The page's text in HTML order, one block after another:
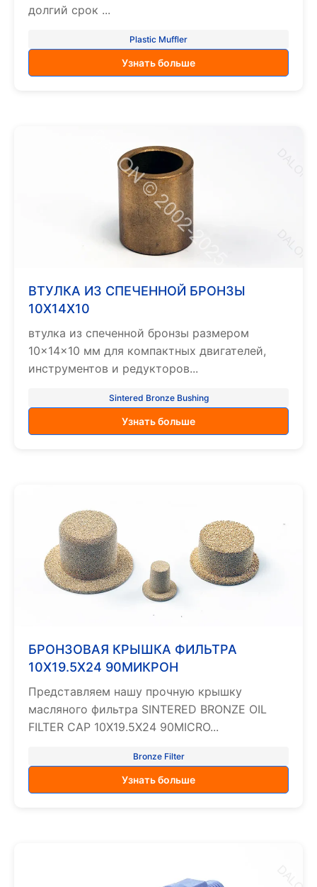
долгий срок ...
Plastic Muffler
Узнать больше
ВТУЛКА ИЗ СПЕЧЕННОЙ БРОНЗЫ
10X14X10
втулка из спеченной бронзы размером
10×14×10 мм для компактных двигателей,
инструментов и редукторов...
Sintered Bronze Bushing
Узнать больше
БРОНЗОВАЯ КРЫШКА ФИЛЬТРА
10X19.5X24 90МИКРОН
Представляем нашу прочную крышку
масляного фильтра SINTERED BRONZE OIL
FILTER CAP 10X19.5X24 90MICRO...
Bronze Filter
Узнать больше